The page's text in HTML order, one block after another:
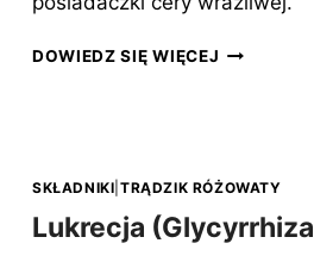
DOWIEDZ SIĘ WIĘCEJ KWAS
SKŁADNIKI TRĄDZIK RÓŻOWATY
Lukrecja